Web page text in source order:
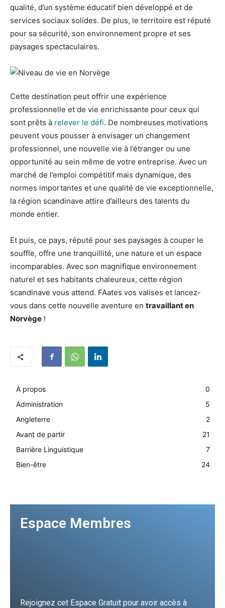
qualité, d’un système éducatif bien développé et de
services sociaux solides. De plus, le territoire est réputé
pour sa sécurité, son environnement propre et ses
paysages spectaculaires.
Cette destination peut offrir une expérience
professionnelle et de vie enrichissante pour ceux qui
sont prêts à relever le défi. De nombreuses motivations
peuvent vous pousser à envisager un changement
professionnel, une nouvelle vie à l’étranger ou une
opportunité au sein même de votre entreprise. Avec un
marché de l’emploi compétitif mais dynamique, des
normes importantes et une qualité de vie exceptionnelle,
la région scandinave attire d’ailleurs des talents du
monde entier.
Et puis, ce pays, réputé pour ses paysages à couper le
souffle, offre une tranquillité, une nature et un espace
incomparables. Avec son magnifique environnement
naturel et ses habitants chaleureux, cette région
scandinave vous attend. FAates vos valises et lancez-
vous dans cette nouvelle aventure en travaillant en
Norvège !
À propos
0
Administration
5
Angleterre
2
Avant de partir
21
Barrière Linguistique
7
Bien-être
24
Espace Membres
Rejoignez cet Espace Gratuit pour avoir accès à